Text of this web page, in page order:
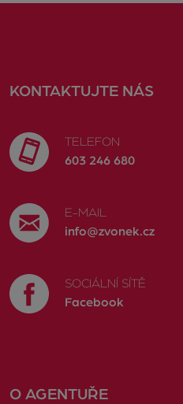
KONTAKTUJTE NÁS
TELEFON
603 246 680
E-MAIL
info@zvonek.cz
SOCIÁLNÍ SÍTĚ
Facebook
O AGENTUŘE